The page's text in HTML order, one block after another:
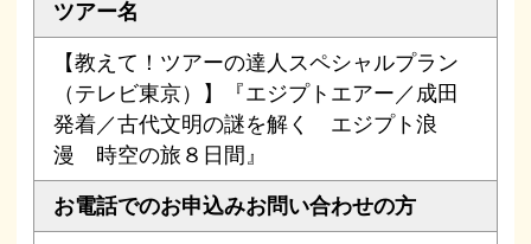
ツアー名
【教えて！ツアーの達人スペシャルプラン
（テレビ東京）】『エジプトエアー／成田
発着／古代文明の謎を解く エジプト浪
漫 時空の旅８日間』
お電話でのお申込みお問い合わせの方